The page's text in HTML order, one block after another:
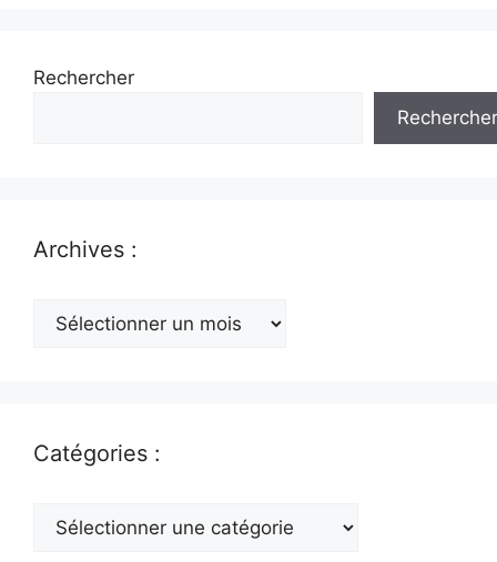
Rechercher
Rechercher
Archives :
Archives
Catégories :
Catégories